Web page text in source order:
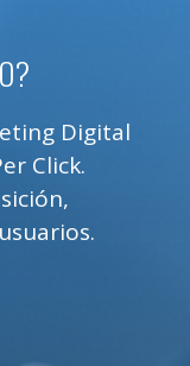
Digital
Click.